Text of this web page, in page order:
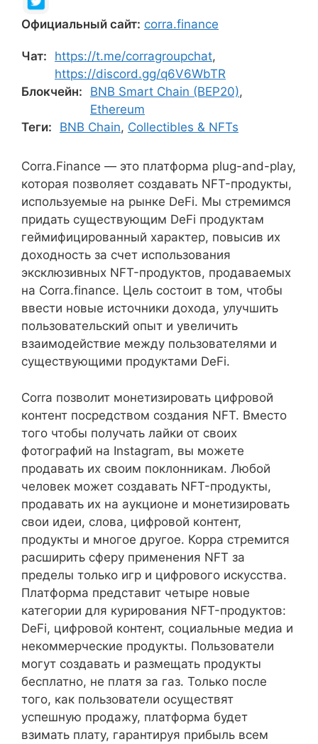
Официальный сайт: corra.finance
Чат: https://t.me/corragroupchat,
https://discord.gg/q6V6WbTR
Блокчейн:
BNB Smart Chain (BEP20),
Ethereum
Теги:
BNB Chain, Collectibles & NFTs
Corra.Finance — это платформа plug-and-play,
которая позволяет создавать NFT-продукты,
используемые на рынке DeFi. Мы стремимся
придать существующим DeFi продуктам
геймифицированный характер, повысив их
доходность за счет использования
эксклюзивных NFT-продуктов, продаваемых
на Corra.finance. Цель состоит в том, чтобы
ввести новые источники дохода, улучшить
пользовательский опыт и увеличить
взаимодействие между пользователями и
существующими продуктами DeFi.
Corra позволит монетизировать цифровой
контент посредством создания NFT. Вместо
того чтобы получать лайки от своих
фотографий на Instagram, вы можете
продавать их своим поклонникам. Любой
человек может создавать NFT-продукты,
продавать их на аукционе и монетизировать
свои идеи, слова, цифровой контент,
продукты и многое другое. Корра стремится
расширить сферу применения NFT за
пределы только игр и цифрового искусства.
Платформа представит четыре новые
категории для курирования NFT-продуктов:
DeFi, цифровой контент, социальные медиа и
некоммерческие продукты. Пользователи
могут создавать и размещать продукты
бесплатно, не платя за газ. Только после
того, как пользователи осуществят
успешную продажу, платформа будет
взимать плату, гарантируя прибыль всем